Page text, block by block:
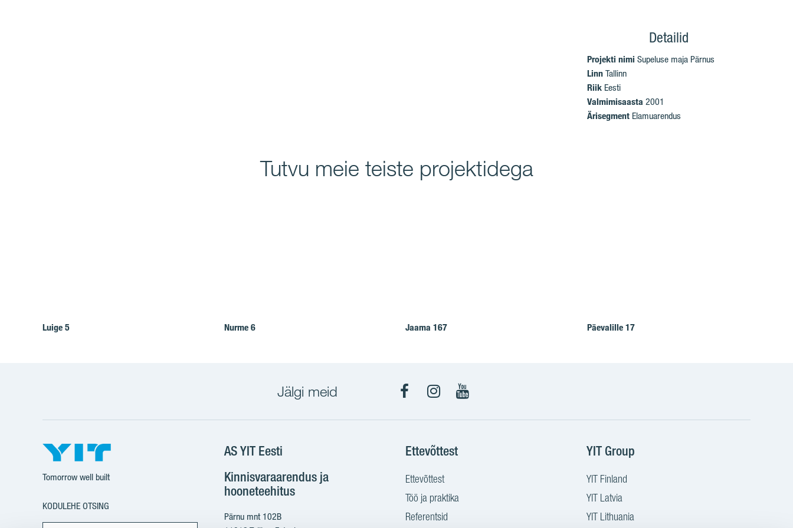
Detailid
Projekti nimi Supeluse maja Pärnus
Linn Tallinn
Riik Eesti
Valmimisaasta 2001
Ärisegment Elamuarendus
Tutvu meie teiste projektidega
Luige 5 Nurme 6 Jaama 167 Päevalille 17
Jälgi meid
Tomorrow well built
KODULEHE OTSING
AS YIT Eesti
Kinnisvaraarendus ja
hooneteehitus
Pärnu mnt 102B
Ettevõttest
Ettevõttest
Töö ja praktika
Referentsid
YIT Group
YIT Finland
YIT Latvia
YIT Lithuania